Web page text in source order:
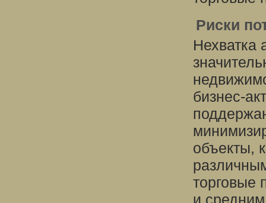
Риски
Нехватка
бизнес-
объекты,
торговые
и